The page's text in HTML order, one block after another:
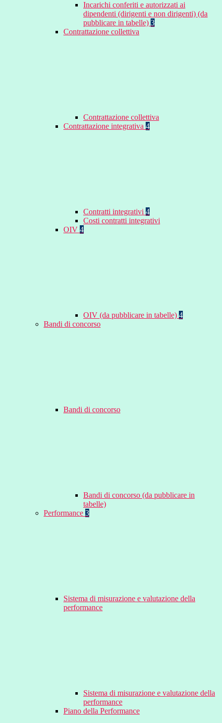
Incarichi conferiti e autorizzati ai
dipendenti (dirigenti e non dirigenti) (da
pubblicare in tabelle) 3
Contrattazione collettiva
Contrattazione collettiva
Contrattazione integrativa 4
Contratti integrativi 4
Costi contratti integrativi
OIV 4
OIV (da pubblicare in tabelle) 4
Bandi di concorso
Bandi di concorso
Bandi di concorso (da pubblicare in
tabelle)
Performance 3
Sistema di misurazione e valutazione della
performance
Sistema di misurazione e valutazione della
performance
Piano della Performance